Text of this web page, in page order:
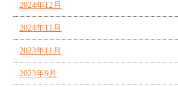
2024年12月
2024年11月
2023年11月
2023年9月